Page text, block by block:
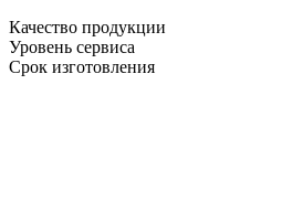
Качество продукции
Уровень сервиса
Срок изготовления